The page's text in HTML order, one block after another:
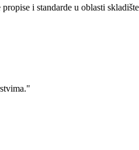
i standarde u oblasti
"